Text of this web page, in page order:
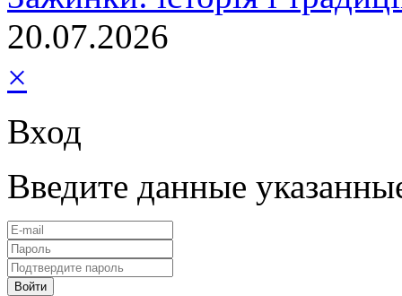
20.07.2026
×
Вход
Введите данные